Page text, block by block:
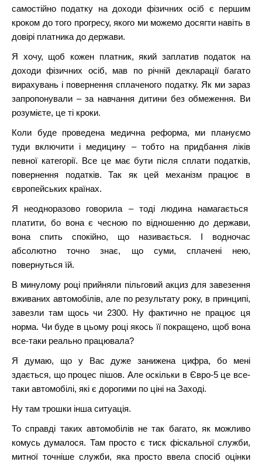
самостійно податку на доходи фізичних осіб є першим
кроком до того прогресу, якого ми можемо досягти навіть в
довірі платника до держави.
Я хочу, щоб кожен платник, який заплатив податок на
доходи фізичних осіб, мав по річній декларації багато
вирахувань і повернення сплаченого податку. Як ми зараз
запропонували – за навчання дитини без обмеження. Ви
розумієте, це ті кроки.
Коли буде проведена медична реформа, ми плануємо
туди включити і медицину – тобто на придбання ліків
певної категорії. Все це має бути після сплати податків,
повернення податків. Так як цей механізм працює в
європейських країнах.
Я неодноразово говорила – тоді людина намагається
платити, бо вона є чесною по відношенню до держави,
вона спить спокійно, що називається. І водночас
абсолютно точно знає, що суми, сплачені нею,
повернуться їй.
В минулому році прийняли пільговий акциз для завезення
вживаних автомобілів, але по результату року, в принципі,
завезли там щось чи 2300. Ну фактично не працює ця
норма. Чи буде в цьому році якось її покращено, щоб вона
все-таки реально працювала?
Я думаю, що у Вас дуже занижена цифра, бо мені
здається, що процес пішов. Але оскільки в Євро-5 це все-
таки автомобілі, які є дорогими по ціні на Заході.
Ну там трошки інша ситуація.
То справді таких автомобілів не так багато, як можливо
комусь думалося. Там просто є тиск фіскальної служби,
митної точніше служби, яка просто ввела спосіб оцінки